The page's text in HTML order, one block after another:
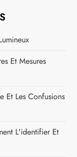
Et Mesures
Et Les Confusions
L'identifier Et